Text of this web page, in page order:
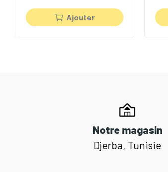
Ajouter
Notre magasin
Djerba, Tunisie